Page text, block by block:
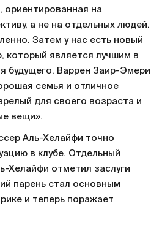
ориентированная на
а не на отдельных людей.
Затем у нас есть новый
который является лучшим в
будущего. Варрен Заир-Эмери
семья и отличное
для своего возраста и
вещи».
Аль-Хелайфи точно
в клубе. Отдельный
Хелайфи отметил заслуги
парень стал основным
и теперь поражает